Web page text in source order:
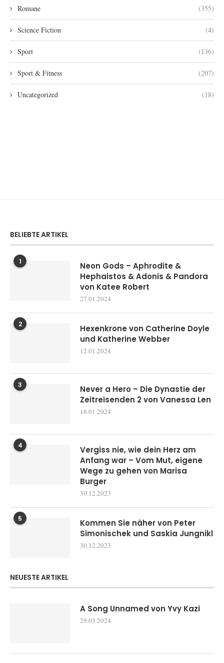
Romane (355)
Science Fiction (4)
Sport (136)
Sport & Fitness (207)
Uncategorized (18)
BELIEBTE ARTIKEL
1
Neon Gods – Aphrodite &
Hephaistos & Adonis & Pandora
von Katee Robert
27.01.2024
2
Hexenkrone von Catherine Doyle
und Katherine Webber
12.01.2024
3
Never a Hero – Die Dynastie der
Zeitreisenden 2 von Vanessa Len
16.01.2024
4
Vergiss nie, wie dein Herz am
Anfang war – Vom Mut, eigene
Wege zu gehen von Marisa
Burger
30.12.2023
5
Kommen Sie näher von Peter
Simonischek und Saskia Jungnikl
30.12.2023
NEUESTE ARTIKEL
A Song Unnamed von Yvy Kazi
29.03.2024